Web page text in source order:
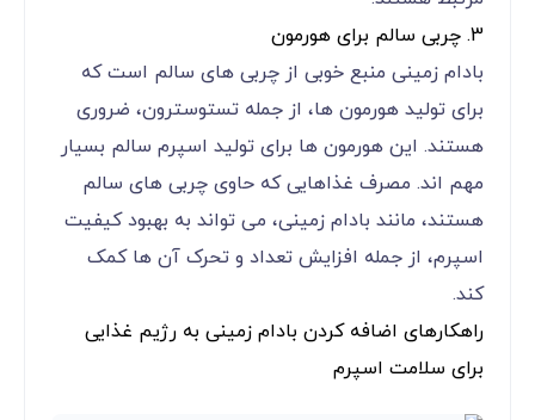
3. چربی سالم برای هورمون‌
بادام زمینی منبع خوبی از چربی ‌های سالم است که
برای تولید هورمون‌ ها، از جمله تستوسترون، ضروری
هستند. این هورمون ‌ها برای تولید اسپرم سالم بسیار
مهم ‌اند. مصرف غذاهایی که حاوی چربی‌ های سالم
هستند، مانند بادام زمینی، می ‌تواند به بهبود کیفیت
اسپرم، از جمله افزایش تعداد و تحرک آن ‌ها کمک
کند.
راهکارهای اضافه کردن بادام زمینی به رژیم غذایی
برای سلامت اسپرم